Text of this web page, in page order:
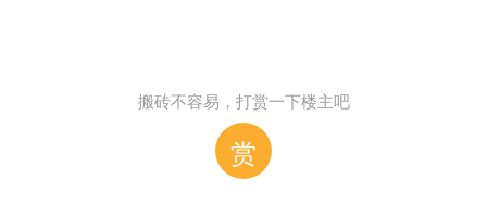
搬砖不容易，打赏一下楼主吧
赏